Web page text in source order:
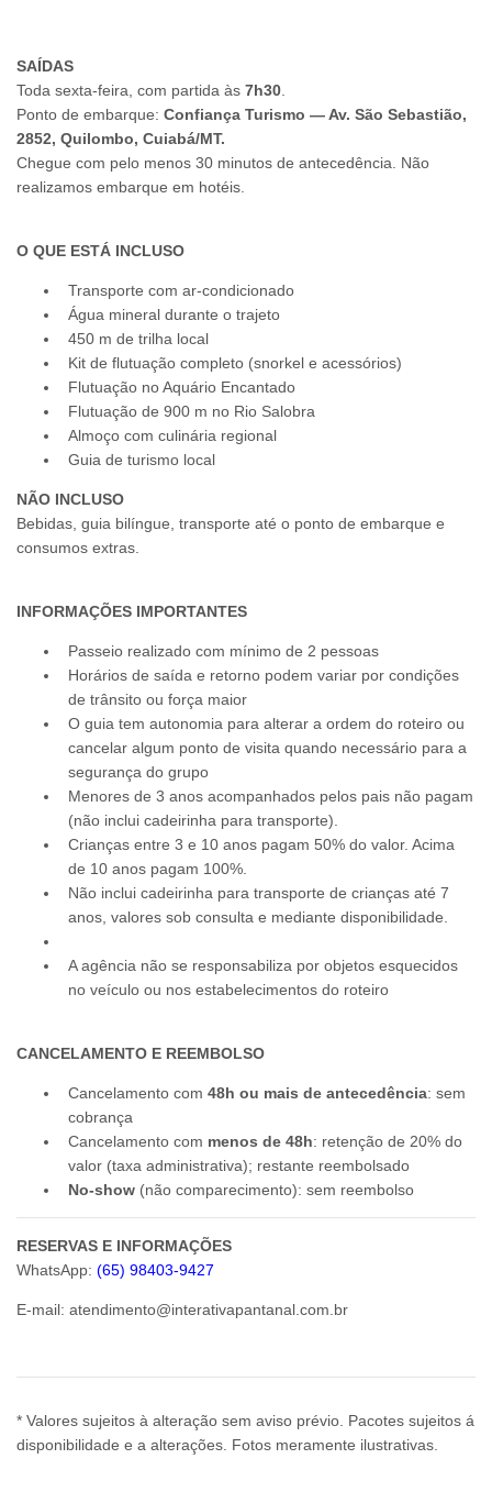
SAÍDAS
Toda sexta-feira, com partida às 7h30
Ponto de embarque: Confiança Turismo — Av. São Sebastião,
2852, Quilombo, Cuiabá/MT.
Chegue com pelo menos 30 minutos de antecedência. Não
realizamos embarque em hotéis.
O QUE ESTÁ INCLUSO
Transporte com ar-condicionado
Água mineral durante o trajeto
450 m de trilha local
Kit de flutuação completo (snorkel e acessórios)
Flutuação no Aquário Encantado
Flutuação de 900 m no Rio Salobra
Almoço com culinária regional
Guia de turismo local
NÃO INCLUSO
Bebidas, guia bilíngue, transporte até o ponto de embarque e
consumos extras.
INFORMAÇÕES IMPORTANTES
Passeio realizado com mínimo de 2 pessoas
Horários de saída e retorno podem variar por condições
de trânsito ou força maior
O guia tem autonomia para alterar a ordem do roteiro ou
cancelar algum ponto de visita quando necessário para a
segurança do grupo
Menores de 3 anos acompanhados pelos pais não pagam
(não inclui cadeirinha para transporte).
Crianças entre 3 e 10 anos pagam 50% do valor. Acima
de 10 anos pagam 100%.
Não inclui cadeirinha para transporte de crianças até 7
anos, valores sob consulta e mediante disponibilidade.
A agência não se responsabiliza por objetos esquecidos
no veículo ou nos estabelecimentos do roteiro
CANCELAMENTO E REEMBOLSO
Cancelamento com 48h ou mais de antecedência: sem
cobrança
Cancelamento com menos de 48h: retenção de 20% do
valor (taxa administrativa); restante reembolsado
No-show (não comparecimento): sem reembolso
RESERVAS E INFORMAÇÕES
WhatsApp: (65) 98403-9427
E-mail: atendimento@interativapantanal.com.br
* Valores sujeitos à alteração sem aviso prévio. Pacotes sujeitos á
disponibilidade e a alterações. Fotos meramente ilustrativas.